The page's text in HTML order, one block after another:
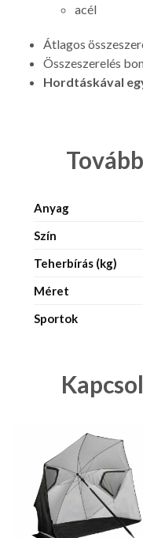
acél
Átlagos
Összeszerelés
Hordtáskával
Anyag
Szín
Teherbírás (kg)
Méret
Sportok